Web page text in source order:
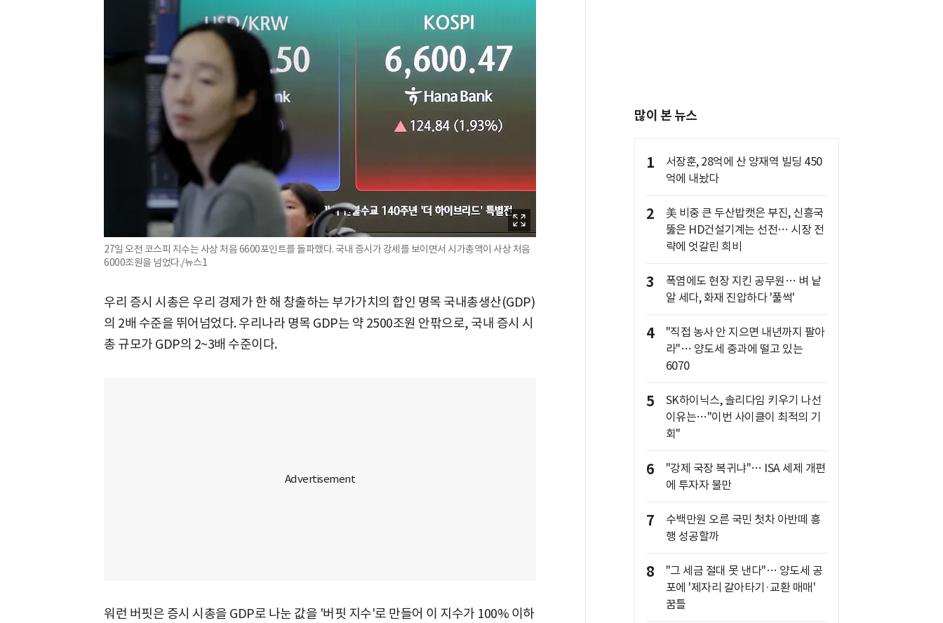
27일 오전 코스피 지수는 사상 처음 6600포인트를 돌파했다. 국내 증시가 강세를 보이면서 시가총액이 사상 처음
6000조원을 넘었다./뉴스1
우리 증시 시총은 우리 경제가 한 해 창출하는 부가가치의 합인 명목 국내총생산(GDP)
의 2배 수준을 뛰어넘었다. 우리나라 명목 GDP는 약 2500조원 안팎으로, 국내 증시 시
총 규모가 GDP의 2~3배 수준이다.
워런 버핏은 증시 시총을 GDP로 나눈 값을 '버핏 지수'로 만들어 이 지수가 100% 이하
많이 본 뉴스
1
서장훈, 28억에 산 양재역 빌딩 450
억에 내놨다
2
美 비중 큰 두산밥캣은 부진, 신흥국
뚫은 HD건설기계는 선전… 시장 전
략에 엇갈린 희비
3
폭염에도 현장 지킨 공무원… 벼 낱
알 세다, 화재 진압하다 '풀썩'
4
"직접 농사 안 지으면 내년까지 팔아
라"… 양도세 중과에 떨고 있는
6070
5
SK하이닉스, 솔리다임 키우기 나선
이유는…"이번 사이클이 최적의 기
회"
6
"강제 국장 복귀냐"… ISA 세제 개편
에 투자자 불만
7
수백만원 오른 국민 첫차 아반떼 흥
행 성공할까
8
"그 세금 절대 못 낸다"… 양도세 공
포에 '제자리 갈아타기·교환 매매'
꿈틀